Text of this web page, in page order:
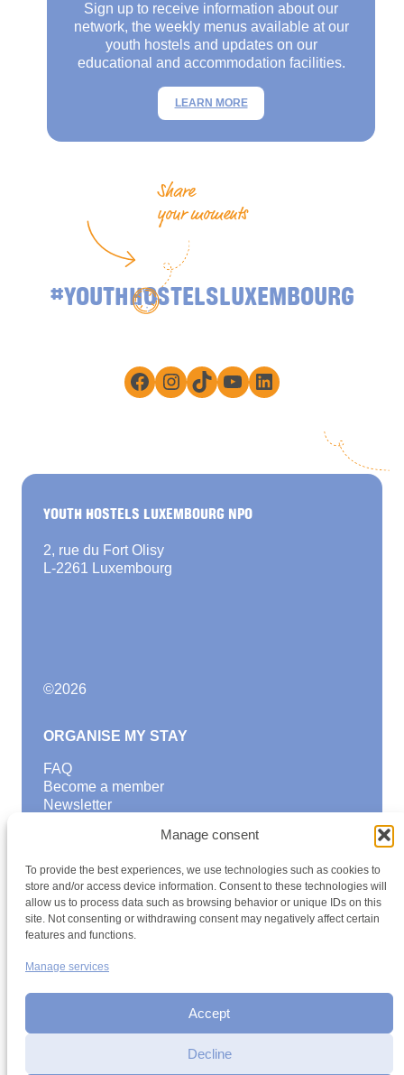
Manage consent
To provide the best experiences, we use technologies such as cookies to
store and/or access device information. Consent to these technologies will
allow us to process data such as browsing behavior or unique IDs on this
site. Not consenting or withdrawing consent may negatively affect certain
features and functions.
Manage services
Accept
Decline
Sign up to receive information about our
network, the weekly menus available at our
youth hostels and updates on our
educational and accommodation facilities.
LEARN MORE
Share
your moments
#YOUTHHOSTELSLUXEMBOURG
Facebook
Instagram
TikTokYouTube
LinkedIn
YOUTH HOSTELS LUXEMBOURG NPO
2, rue du Fort Olisy
L-2261 Luxembourg
©2026
ORGANISE MY STAY
FAQ
Become a member
Newsletter
Find a youth hostel
Discover activities
School Trips and group excursions
Teambuilding
Youth Hostels Luxembourg NPO